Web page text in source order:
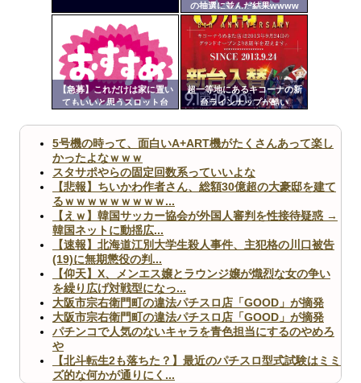
Powered by livedoor 相互RSS
の抽選に並んだ結果wwww
【急募】これだけは家に置い
てもいいと思うスロット台
超一等地にあるキコーナの新
台ラインナップが酷い
ンク
自動
更新
ツー
5号機の時って、面白いA+ART機がたくさんあって楽し
かったよなｗｗｗ
スタサポやらの固定回数系っていいよな
【悲報】ちいかわ作者さん、総額30億超の大豪邸を建て
るｗｗｗｗｗｗｗｗｗ...
【えｗ】韓国サッカー協会が外国人審判を性接待疑惑 →
韓国ネットに動揺広...
【速報】北海道江別大学生殺人事件、主犯格の川口被告
(19)に無期懲役の判...
【仰天】X、メンエス嬢とラウンジ嬢が熾烈な女の争い
を繰り広げ対戦型になっ...
大阪市宗右衛門町の違法パチスロ店「GOOD」が摘発
大阪市宗右衛門町の違法パチスロ店「GOOD」が摘発
パチンコで人気のないキャラを青色担当にするのやめろ
や
【北斗転生2も落ちた？】最近のパチスロ型式試験はミミ
ズ的な何かが通りにく...